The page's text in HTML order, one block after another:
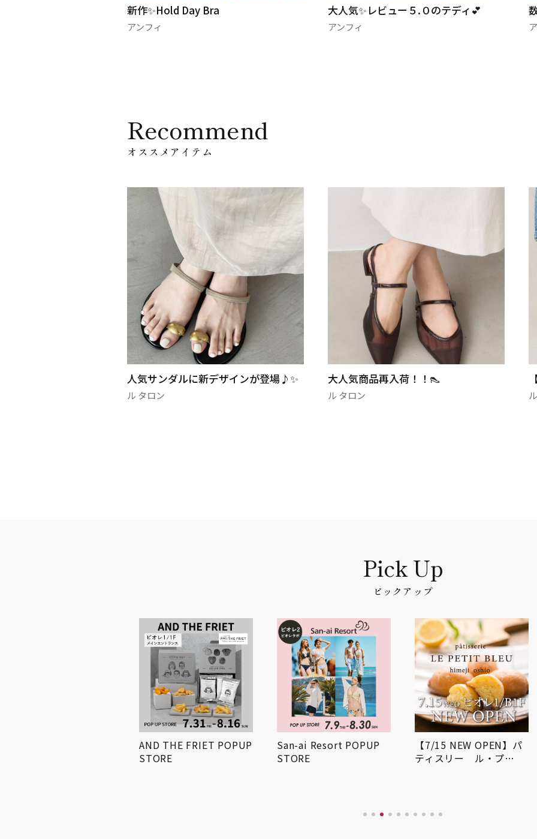
新作✨Hold Day Bra
アンフィ
大人気✨レビュー５.０のテディ💕
アンフィ
Recommend
オススメアイテム
人気サンダルに新デザインが登場♪✨
ル タロン
大人気商品再入荷！！👠
ル タロン
ピックアップ
AND THE FRIET POPUP
STORE
San-ai Resort POPUP
STORE
【7/15 NEW OPEN】パ
ティスリー ル・プ…